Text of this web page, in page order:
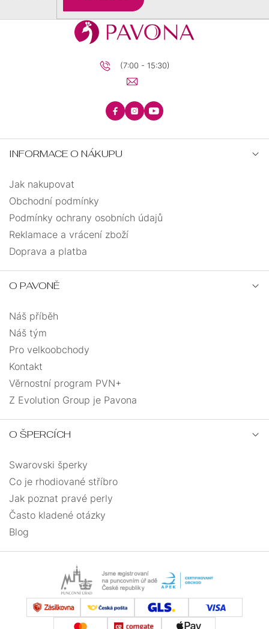
(7:00 - 15:30)
INFORMACE O NÁKUPU
Jak nakupovat
Obchodní podmínky
Podmínky ochrany osobních údajů
Reklamace a vrácení zboží
Doprava a platba
O PAVONĚ
Náš příběh
Náš tým
Pro velkoobchody
Kontakt
Věrnostní program PVN+
Z Evolution Group je Pavona
O ŠPERCÍCH
Swarovski šperky
Co je rhodiované stříbro
Jak poznat pravé perly
Často kladené otázky
Blog